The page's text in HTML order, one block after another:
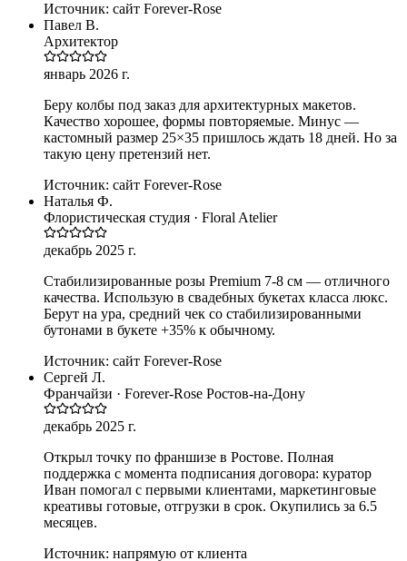
Источник: сайт Forever-Rose
Павел В.
Архитектор
январь 2026 г.
Беру колбы под заказ для архитектурных макетов.
Качество хорошее, формы повторяемые. Минус —
кастомный размер 25×35 пришлось ждать 18 дней. Но за
такую цену претензий нет.
Источник: сайт Forever-Rose
Наталья Ф.
Флористическая студия · Floral Atelier
декабрь 2025 г.
Стабилизированные розы Premium 7-8 см — отличного
качества. Использую в свадебных букетах класса люкс.
Берут на ура, средний чек со стабилизированными
бутонами в букете +35% к обычному.
Источник: сайт Forever-Rose
Сергей Л.
Франчайзи · Forever-Rose Ростов-на-Дону
декабрь 2025 г.
Открыл точку по франшизе в Ростове. Полная
поддержка с момента подписания договора: куратор
Иван помогал с первыми клиентами, маркетинговые
креативы готовые, отгрузки в срок. Окупились за 6.5
месяцев.
Источник: напрямую от клиента